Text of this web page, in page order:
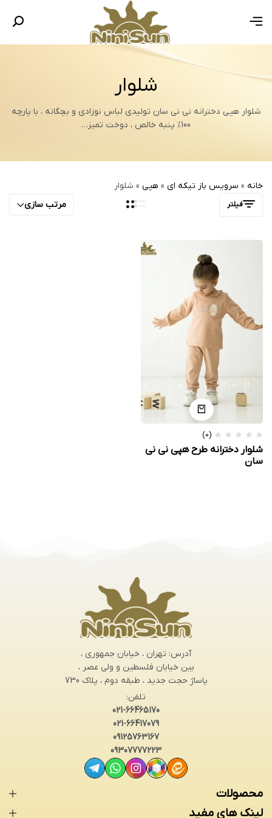
شلوار
شلوار هپی دخترانه نی نی سان تولیدی لباس نوزادی و بچگانه ، با پارچه
100% پنبه خالص ، دوخت تمیز…
خانه » سرویس باز تیکه ای » هپی » شلوار
فیلتر مرتب سازی
(0)
شلوار دخترانه طرح هپی نی نی
سان
آدرس: تهران ، خیابان جمهوری ،
بین خیابان فلسطین و ولی عصر ،
پاساژ حجت جدید ، طبقه دوم ، پلاک 730
تلفن:
021-66465170
021-66417079
09125763167
09307777223
محصولات
لینک های مفید